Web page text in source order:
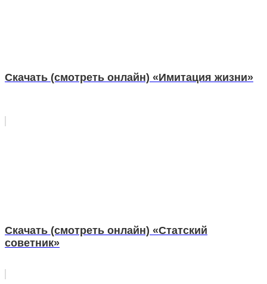
Скачать (смотреть онлайн) «Имитация жизни»
Скачать (смотреть онлайн) «Статский
советник»